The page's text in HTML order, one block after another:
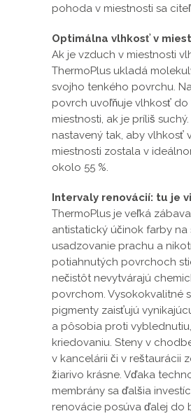
pohoda v miestnosti sa
Optimálna vlhkosť v
Ak je vzduch v miestnosti
ThermoPlus ukladá
svojho tenkého povrchu.
povrch uvoľňuje vlhkosť
miestnosti, ak je príliš
nastavený tak, aby vlhkosť
miestnosti zostala v
okolo 55 %.
Intervaly renovácií: tu je
ThermoPlus je veľká
antistatický účinok farby na
usadzovanie prachu a
potiahnutých povrchoch
nečistôt nevytvárajú
povrchom. Vysokokvalitné
pigmenty zaisťujú
a pôsobia proti
kriedovaniu. Steny v
v kancelárii či v reštaurácii
žiarivo krásne. Vďaka
membrány sa ďalšia
renovácie posúva ďalej do